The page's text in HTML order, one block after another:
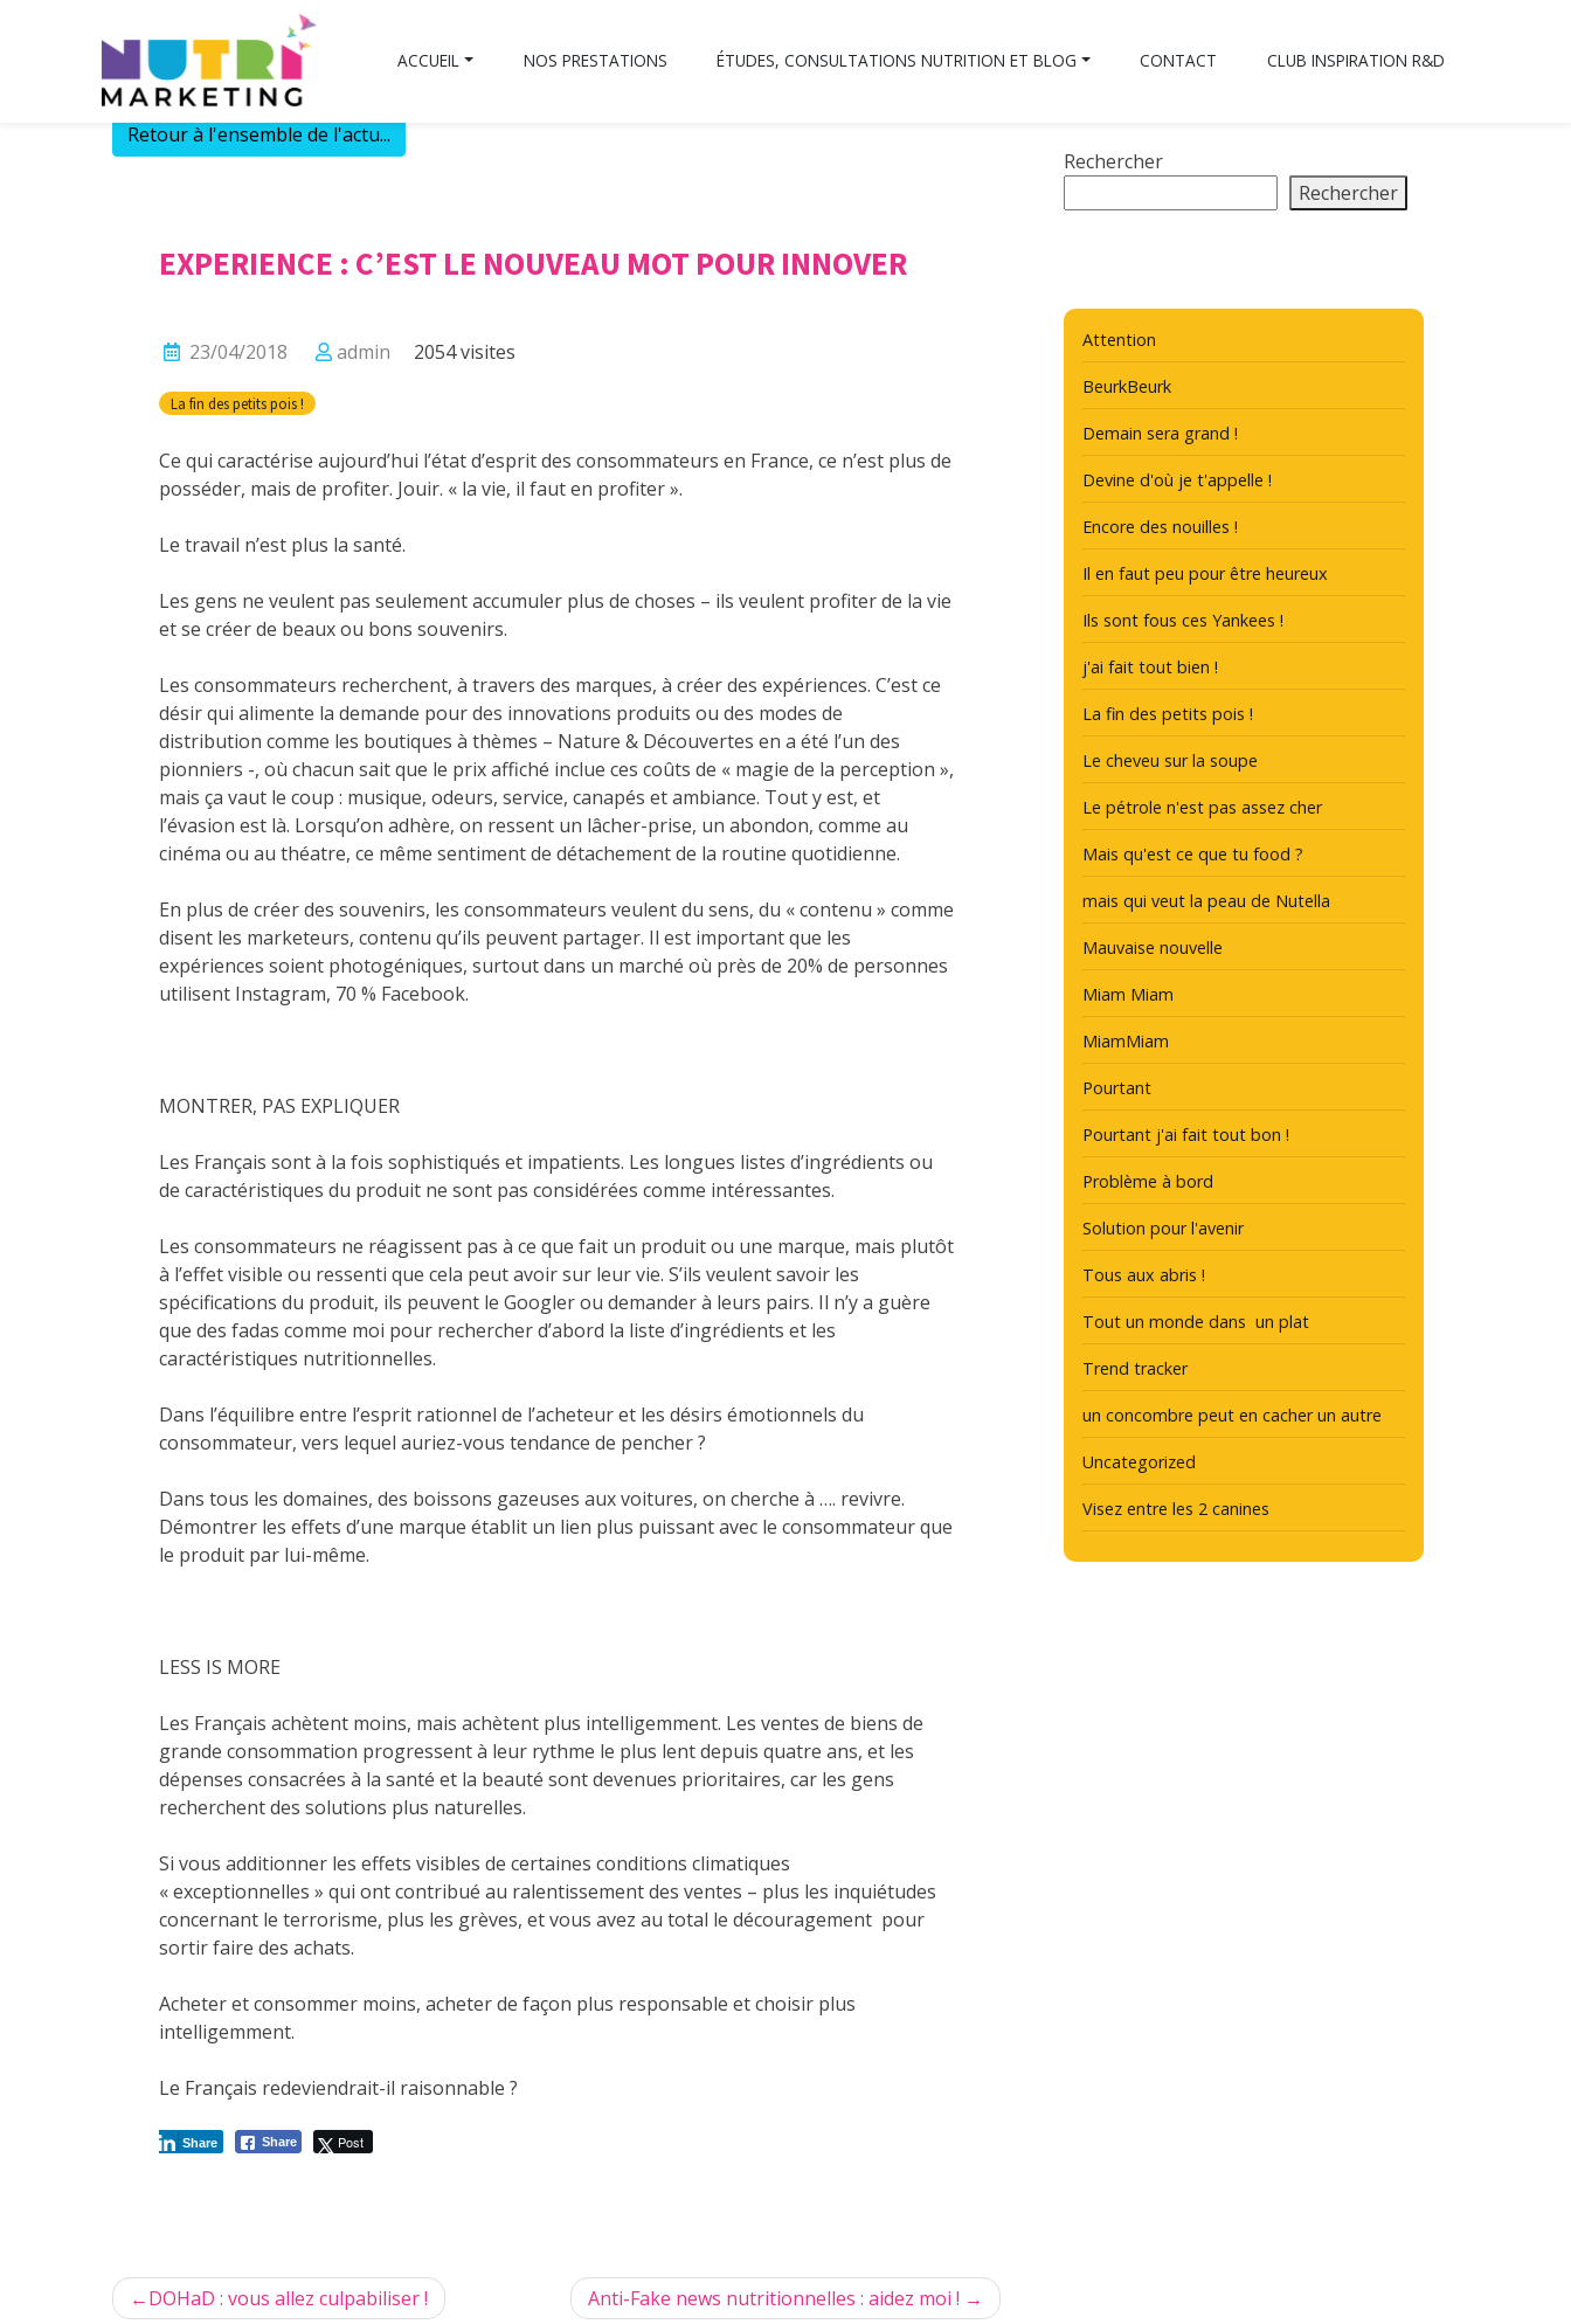
ACCUEIL NOS PRESTATIONS ÉTUDES, CONSULTATIONS NUTRITION ET BLOG CONTACT CLUB INSPIRATION R&D
Retour à l'ensemble de l'actu...
EXPERIENCE : C’EST LE NOUVEAU MOT POUR INNOVER
23/04/2018 admin 2054 visites
La fin des petits pois !
Ce qui caractérise aujourd’hui l’état d’esprit des consommateurs en France, ce n’est plus de
posséder, mais de profiter. Jouir. « la vie, il faut en profiter ».
Le travail n’est plus la santé.
Les gens ne veulent pas seulement accumuler plus de choses – ils veulent profiter de la vie
et se créer de beaux ou bons souvenirs.
Les consommateurs recherchent, à travers des marques, à créer des expériences. C’est ce
désir qui alimente la demande pour des innovations produits ou des modes de
distribution comme les boutiques à thèmes – Nature & Découvertes en a été l’un des
pionniers -, où chacun sait que le prix affiché inclue ces coûts de « magie de la perception »,
mais ça vaut le coup : musique, odeurs, service, canapés et ambiance. Tout y est, et
l’évasion est là. Lorsqu’on adhère, on ressent un lâcher-prise, un abondon, comme au
cinéma ou au théatre, ce même sentiment de détachement de la routine quotidienne.
En plus de créer des souvenirs, les consommateurs veulent du sens, du « contenu » comme
disent les marketeurs, contenu qu’ils peuvent partager. Il est important que les
expériences soient photogéniques, surtout dans un marché où près de 20% de personnes
utilisent Instagram, 70 % Facebook.
MONTRER, PAS EXPLIQUER
Les Français sont à la fois sophistiqués et impatients. Les longues listes d’ingrédients ou
de caractéristiques du produit ne sont pas considérées comme intéressantes.
Les consommateurs ne réagissent pas à ce que fait un produit ou une marque, mais plutôt
à l’effet visible ou ressenti que cela peut avoir sur leur vie. S’ils veulent savoir les
spécifications du produit, ils peuvent le Googler ou demander à leurs pairs. Il n’y a guère
que des fadas comme moi pour rechercher d’abord la liste d’ingrédients et les
caractéristiques nutritionnelles.
Dans l’équilibre entre l’esprit rationnel de l’acheteur et les désirs émotionnels du
consommateur, vers lequel auriez-vous tendance de pencher ?
Dans tous les domaines, des boissons gazeuses aux voitures, on cherche à …. revivre.
Démontrer les effets d’une marque établit un lien plus puissant avec le consommateur que
le produit par lui-même.
LESS IS MORE
Les Français achètent moins, mais achètent plus intelligemment. Les ventes de biens de
grande consommation progressent à leur rythme le plus lent depuis quatre ans, et les
dépenses consacrées à la santé et la beauté sont devenues prioritaires, car les gens
recherchent des solutions plus naturelles.
Si vous additionner les effets visibles de certaines conditions climatiques
« exceptionnelles » qui ont contribué au ralentissement des ventes – plus les inquiétudes
concernant le terrorisme, plus les grèves, et vous avez au total le découragement pour
sortir faire des achats.
Acheter et consommer moins, acheter de façon plus responsable et choisir plus
intelligemment.
Le Français redeviendrait-il raisonnable ?
Share Post
Share
Navigation
DOHaD : vous allez culpabiliser ! Anti-Fake news nutritionnelles : aidez moi !
Rechercher
Rechercher
Attention
BeurkBeurk
Demain sera grand !
Devine d'où je t'appelle !
Encore des nouilles !
Il en faut peu pour être heureux
Ils sont fous ces Yankees !
j'ai fait tout bien !
La fin des petits pois !
Le cheveu sur la soupe
Le pétrole n'est pas assez cher
Mais qu'est ce que tu food ?
mais qui veut la peau de Nutella
Mauvaise nouvelle
Miam Miam
MiamMiam
Pourtant
Pourtant j'ai fait tout bon !
Problème à bord
Solution pour l'avenir
Tous aux abris !
Tout un monde dans un plat
Trend tracker
un concombre peut en cacher un autre
Uncategorized
Visez entre les 2 canines